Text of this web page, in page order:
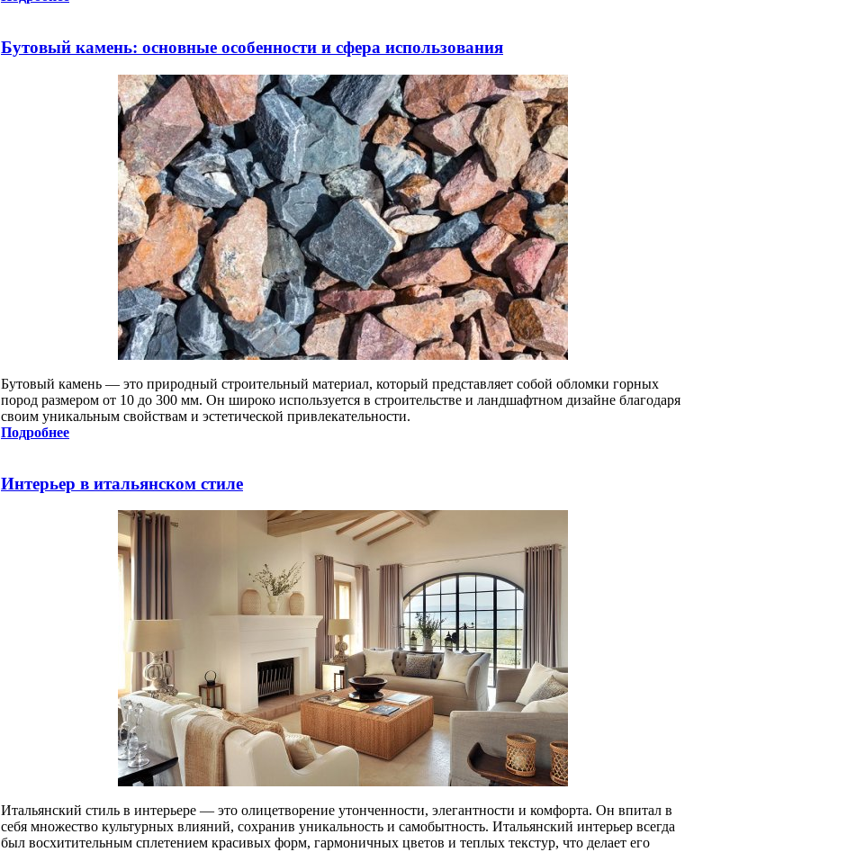
Бутовый камень: основные особенности и сфера использования
Бутовый камень — это природный строительный материал, который представляет собой обломки горных
пород размером от 10 до 300 мм. Он широко используется в строительстве и ландшафтном дизайне благодаря
своим уникальным свойствам и эстетической привлекательности.
Подробнее
Интерьер в итальянском стиле
Итальянский стиль в интерьере — это олицетворение утонченности, элегантности и комфорта. Он впитал в
себя множество культурных влияний, сохранив уникальность и самобытность. Итальянский интерьер всегда
был восхитительным сплетением красивых форм, гармоничных цветов и теплых текстур, что делает его